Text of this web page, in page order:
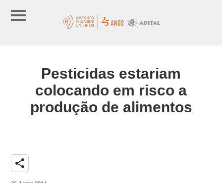
Pesticidas estariam
colocando em risco a
produção de alimentos
share